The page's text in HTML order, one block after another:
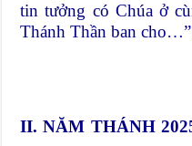
tin tưởng có Chúa ở
Thánh Thần ban cho…”
II. NĂM THÁNH